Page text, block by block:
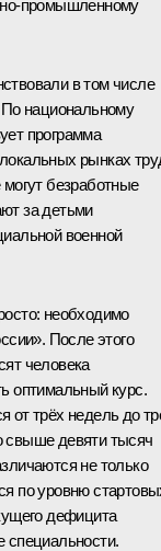
промышленному
в том числе
По национальному
программа
рынках
безработные
за детьми
военной
необходимо
После этого
человека
оптимальный курс.
от трёх недель до
свыше девяти тысяч
не только
по уровню
дефицита
специальности.